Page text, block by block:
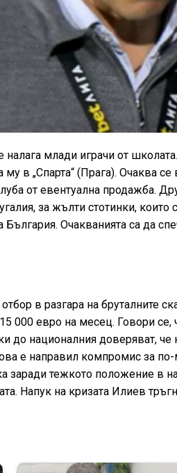
налага млади играчи от
в „Спарта“ (Прага). Очаква
от евентуална продажба.
за жълти стотинки, които
Очакванията са да
в разгара на бруталните
000 евро на месец. Говори се,
до националния доверяват,
е направил компромис за
заради тежкото положение в
Напук на кризата Илиев